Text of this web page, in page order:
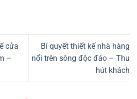
cửa
–
Bí quyết thiết kế nhà hàng
nổi trên sông độc đáo – Thu
hút khách